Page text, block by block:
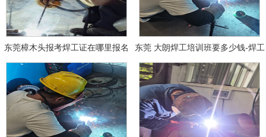
东莞樟木头报考焊工证在哪里报名
东莞 大朗焊工培训班要多少钱-焊工
报名